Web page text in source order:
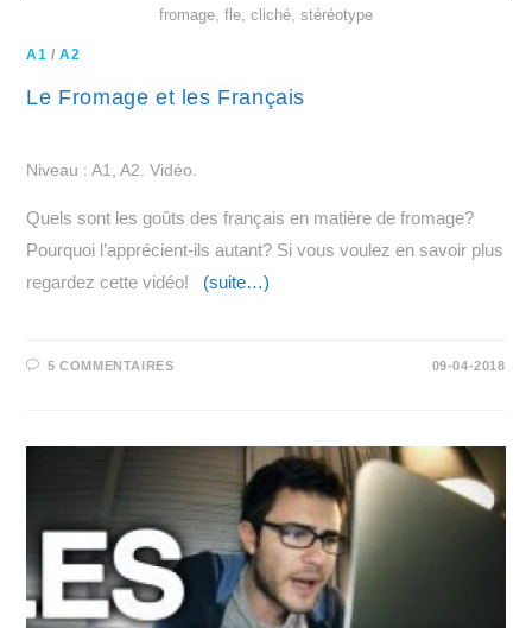
fromage, fle, cliché, stéréotype
A1 /A2
Le Fromage et les Français
Niveau : A1, A2. Vidéo.
Quels sont les goûts des français en matière de fromage?
Pourquoi l’apprécient-ils autant? Si vous voulez en savoir plus
regardez cette vidéo! (suite…)
5 COMMENTAIRES 09-04-2018